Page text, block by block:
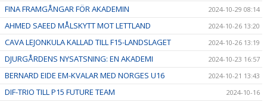
FINA FRAMGÅNGAR FÖR AKADEMIN 2024-10-29 08:14
AHMED SAEED MÅLSKYTT MOT LETTLAND 2024-10-26 13:20
CAVA LEJONKULA KALLAD TILL F15-LANDSLAGET 2024-10-26 13:19
DJURGÅRDENS NYSATSNING: EN AKADEMI 2024-10-23 16:57
BERNARD EIDE EM-KVALAR MED NORGES U16 2024-10-21 13:43
DIF-TRIO TILL P15 FUTURE TEAM 2024-10-16